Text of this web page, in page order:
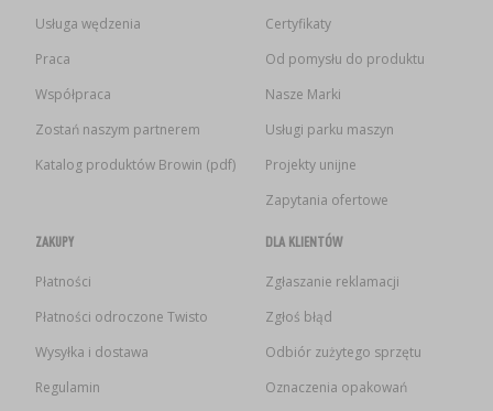
Usługa wędzenia
Praca
Współpraca
Zostań naszym partnerem
Katalog produktów Browin (pdf)
Certyfikaty
Od pomysłu do produktu
Nasze Marki
Usługi parku maszyn
Projekty unijne
Zapytania ofertowe
ZAKUPY
Płatności
Płatności odroczone Twisto
Wysyłka i dostawa
Regulamin
DLA KLIENTÓW
Zgłaszanie reklamacji
Zgłoś błąd
Odbiór zużytego sprzętu
Oznaczenia opakowań